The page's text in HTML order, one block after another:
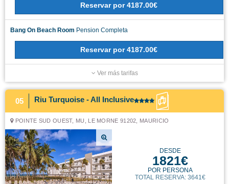
Reservar por 4187.00€
Bang On Beach Room Pension Completa
Reservar por 4187.00€
Ver más tarifas
05 Riu Turquoise - All Inclusive
POINTE SUD OUEST, MU, LE MORNE 91202, MAURICIO
DESDE
1821€
POR PERSONA
TOTAL RESERVA: 3641€